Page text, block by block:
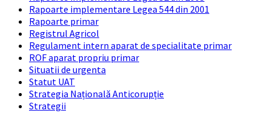
Rapoarte implementare Legea 544 din 2001
Rapoarte primar
Registrul Agricol
Regulament intern aparat de specialitate primar
ROF aparat propriu primar
Situatii de urgenta
Statut UAT
Strategia Națională Anticorupție
Strategii